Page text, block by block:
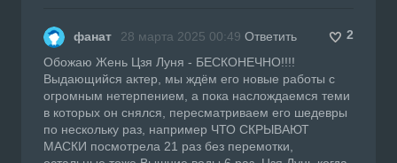
фанат 28 марта 2025 00:49 Ответить
2
Обожаю Жень Цзя Луня - БЕСКОНЕЧНО!!!!
Выдающийся актер, мы ждём его новые работы с
огромным нетерпением, а пока наслождаемся теми
в которых он снялся, пересматриваем его шедевры
по нескольку раз, например ЧТО СКРЫВАЮТ
МАСКИ посмотрела 21 раз без перемотки,